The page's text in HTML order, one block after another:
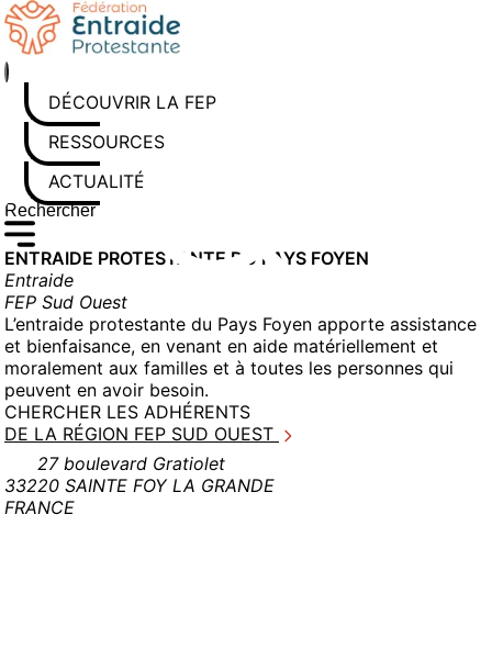
Aller
au
contenu
DÉCOUVRIR LA FEP
RESSOURCES
ACTUALITÉS
Rechercher sur le site
Saisissez au moins 3 caractères pour lancer la recherche
ENTRAIDE PROTESTANTE DU PAYS FOYEN
Entraide
FEP Sud Ouest
L’entraide protestante du Pays Foyen apporte assistance
et bienfaisance, en venant en aide matériellement et
moralement aux familles et à toutes les personnes qui
peuvent en avoir besoin.
CHERCHER LES ADHÉRENTS
DE LA RÉGION FEP SUD OUEST
27 boulevard Gratiolet
33220 SAINTE FOY LA GRANDE
FRANCE